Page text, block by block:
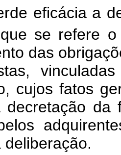
eficácia a
se refere
das
cujos fatos
decretação da
deliberação.